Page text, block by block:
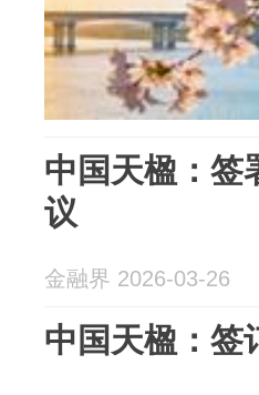
中国天楹：签
议
金融界 2026-03-26
中国天楹：签